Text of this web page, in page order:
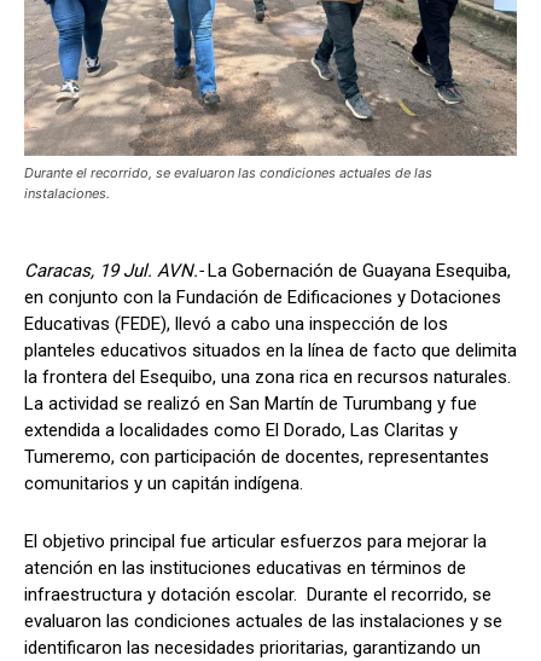
Durante el recorrido, se evaluaron las condiciones actuales de las
instalaciones.
Caracas, 19 Jul. AVN.-La Gobernación de Guayana Esequiba,
en conjunto con la Fundación de Edificaciones y Dotaciones
Educativas (FEDE), llevó a cabo una inspección de los
planteles educativos situados en la línea de facto que delimita
la frontera del Esequibo, una zona rica en recursos naturales.
La actividad se realizó en San Martín de Turumbang y fue
extendida a localidades como El Dorado, Las Claritas y
Tumeremo, con participación de docentes, representantes
comunitarios y un capitán indígena.
El objetivo principal fue articular esfuerzos para mejorar la
atención en las instituciones educativas en términos de
infraestructura y dotación escolar. Durante el recorrido, se
evaluaron las condiciones actuales de las instalaciones y se
identificaron las necesidades prioritarias, garantizando un